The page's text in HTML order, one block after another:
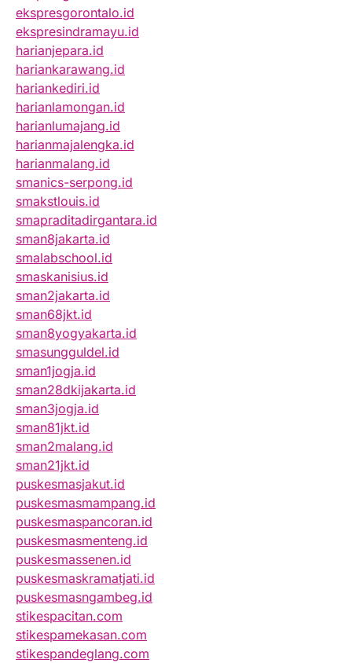
ekspresgorontalo.id
ekspresindramayu.id
harianjepara.id
hariankarawang.id
hariankediri.id
harianlamongan.id
harianlumajang.id
harianmajalengka.id
harianmalang.id
smanics-serpong.id
smakstlouis.id
smapraditadirgantara.id
sman8jakarta.id
smalabschool.id
smaskanisius.id
sman2jakarta.id
sman68jkt.id
sman8yogyakarta.id
smasungguldel.id
sman1jogja.id
sman28dkijakarta.id
sman3jogja.id
sman81jkt.id
sman2malang.id
sman21jkt.id
puskesmasjakut.id
puskesmasmampang.id
puskesmaspancoran.id
puskesmasmenteng.id
puskesmassenen.id
puskesmaskramatjati.id
puskesmasngambeg.id
stikespacitan.com
stikespamekasan.com
stikespandeglang.com